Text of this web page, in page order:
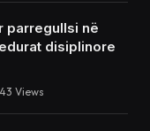
parregullsi në
disiplinore
Views